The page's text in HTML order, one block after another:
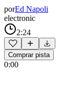
porEd Napoli
electronic
2:24
Comprar pista
0:00